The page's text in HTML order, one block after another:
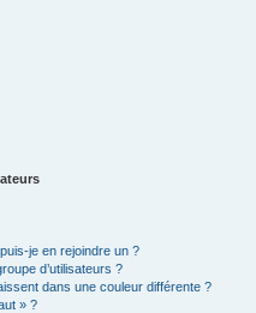
je en rejoindre un ?
d’utilisateurs ?
dans une couleur différente ?
» ?